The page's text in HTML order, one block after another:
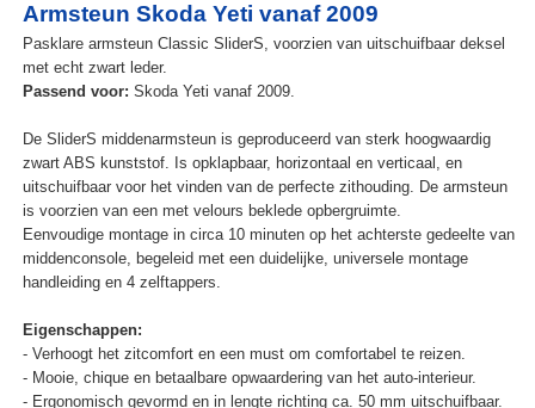
Armsteun Skoda Yeti vanaf 2009
Pasklare armsteun Classic SliderS, voorzien van uitschuifbaar deksel
met echt zwart leder.
Passend voor: Skoda Yeti vanaf 2009.
De SliderS middenarmsteun is geproduceerd van sterk hoogwaardig
zwart ABS kunststof. Is opklapbaar, horizontaal en verticaal, en
uitschuifbaar voor het vinden van de perfecte zithouding. De armsteun
is voorzien van een met velours beklede opbergruimte.
Eenvoudige montage in circa 10 minuten op het achterste gedeelte van
middenconsole, begeleid met een duidelijke, universele montage
handleiding en 4 zelftappers.
Eigenschappen:
- Verhoogt het zitcomfort en een must om comfortabel te reizen.
- Mooie, chique en betaalbare opwaardering van het auto-interieur.
- Ergonomisch gevormd en in lengte richting ca. 50 mm uitschuifbaar.